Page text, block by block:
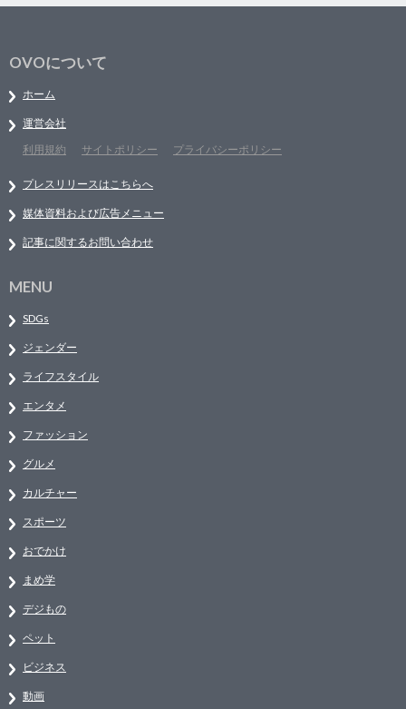
OVOについて
ホーム
運営会社
利用規約
サイトポリシー プライバシーポリシー
プレスリリースはこちらへ
媒体資料および広告メニュー
記事に関するお問い合わせ
MENU
SDGs
ジェンダー
ライフスタイル
エンタメ
ファッション
グルメ
カルチャー
スポーツ
おでかけ
まめ学
デジもの
ペット
ビジネス
動画